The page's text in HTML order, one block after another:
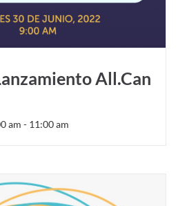
All.Can
am - 11:00 am